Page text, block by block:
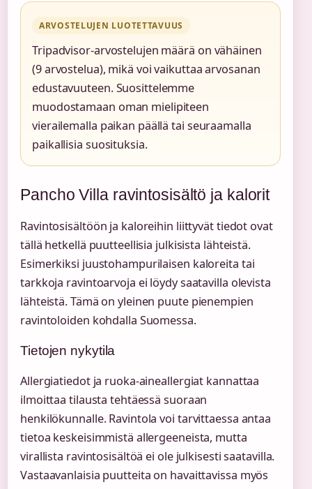
ARVOSTELUJEN LUOTETTAVUUS
Tripadvisor-arvostelujen määrä on vähäinen
(9 arvostelua), mikä voi vaikuttaa arvosanan
edustavuuteen. Suosittelemme
muodostamaan oman mielipiteen
vierailemalla paikan päällä tai seuraamalla
paikallisia suosituksia.
Pancho Villa ravintosisältö ja kalorit
Ravintosisältöön ja kaloreihin liittyvät tiedot ovat
tällä hetkellä puutteellisia julkisista lähteistä.
Esimerkiksi juustohampurilaisen kaloreita tai
tarkkoja ravintoarvoja ei löydy saatavilla olevista
lähteistä. Tämä on yleinen puute pienempien
ravintoloiden kohdalla Suomessa.
Tietojen nykytila
Allergiatiedot ja ruoka-aineallergiat kannattaa
ilmoittaa tilausta tehtäessä suoraan
henkilökunnalle. Ravintola voi tarvittaessa antaa
tietoa keskeisimmistä allergeeneista, mutta
virallista ravintosisältöä ei ole julkisesti saatavilla.
Vastaavanlaisia puutteita on havaittavissa myös